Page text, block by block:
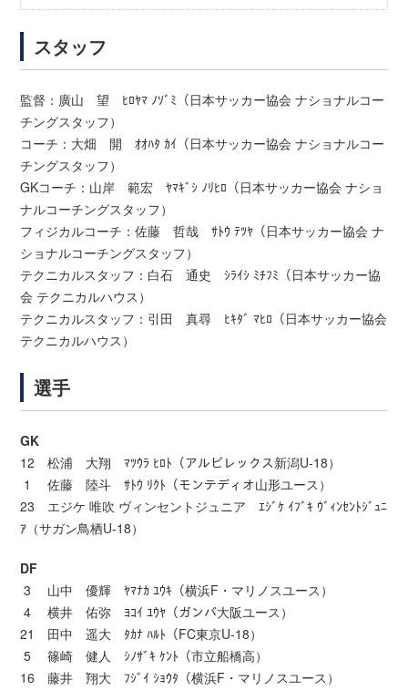
スタッフ
監督：廣山 望 ﾋﾛﾔﾏ ﾉｿﾞﾐ（日本サッカー協会 ナショナルコー
チングスタッフ）
コーチ：大畑 開 ｵｵﾊﾀ ｶｲ（日本サッカー協会 ナショナルコー
チングスタッフ）
GKコーチ：山岸 範宏 ﾔﾏｷﾞｼ ﾉﾘﾋﾛ（日本サッカー協会 ナショ
ナルコーチングスタッフ）
フィジカルコーチ：佐藤 哲哉 ｻﾄｳ ﾃﾂﾔ（日本サッカー協会 ナ
ショナルコーチングスタッフ）
テクニカルスタッフ：白石 通史 ｼﾗｲｼ ﾐﾁﾌﾐ（日本サッカー協
会 テクニカルハウス）
テクニカルスタッフ：引田 真尋 ﾋｷﾀﾞ ﾏﾋﾛ（日本サッカー協会
テクニカルハウス）
選手
GK
12 松浦 大翔 ﾏﾂｳﾗ ﾋﾛﾄ（アルビレックス新潟U-18）
1 佐藤 陸斗 ｻﾄｳ ﾘｸﾄ（モンテディオ山形ユース）
23 エジケ 唯吹 ヴィンセントジュニア ｴｼﾞｹ ｲﾌﾞｷ ｳﾞｨﾝｾﾝﾄｼﾞｭﾆ
ｱ（サガン鳥栖U-18）
DF
3 山中 優輝 ﾔﾏﾅｶ ﾕｳｷ（横浜F・マリノスユース）
4 横井 佑弥 ﾖｺｲ ﾕｳﾔ（ガンバ大阪ユース）
21 田中 遥大 ﾀｶﾅ ﾊﾙﾄ（FC東京U-18）
5 篠崎 健人 ｼﾉｻﾞｷ ｹﾝﾄ（市立船橋高）
16 藤井 翔大 ﾌｼﾞｲ ｼｮｳﾀ（横浜F・マリノスユース）